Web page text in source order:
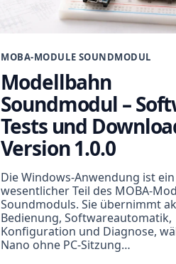
MOBA-MODULE SOUNDMODUL
Modellbahn
Soundmodul –
Tests und
Version 1.0.0
Die Windows-Anwendung ist ein
wesentlicher Teil des MOBA-
Soundmoduls. Sie übernimmt
Bedienung, Softwareautomatik,
Konfiguration und Diagnose,
Nano ohne PC-Sitzung…